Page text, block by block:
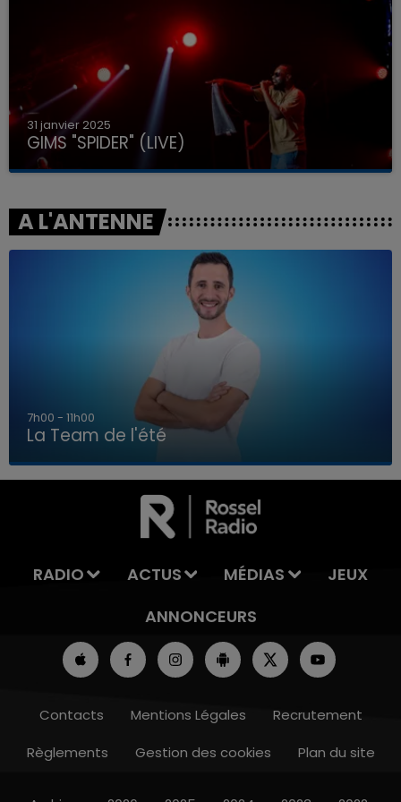
LA TEAM DE L'ÉTÉ
31 janvier 2025
GIMS "SPIDER" (LIVE)
A L'ANTENNE
7h00 - 11h00
La Team de l'été
RADIO ACTUS MÉDIAS
JEUX
ANNONCEURS
Contacts Mentions Légales
Recrutement
Règlements
Gestion des cookies Plan du site